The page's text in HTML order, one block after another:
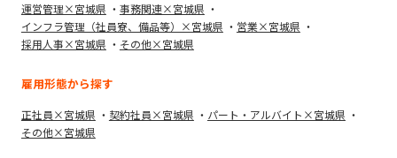
運営管理×宮城県
事務関連×宮城県
インフラ管理（社員寮、備品等）×宮城県
営業×宮城県
採用人事×宮城県
その他×宮城県
雇用形態から探す
正社員×宮城県 契約社員×宮城県
パート・アルバイト×宮城県
その他×宮城県